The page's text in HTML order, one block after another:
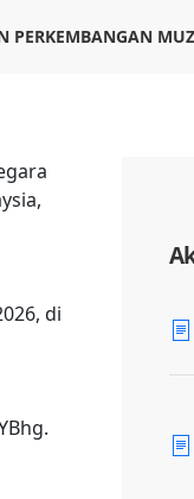
PERKEMBANGAN
di